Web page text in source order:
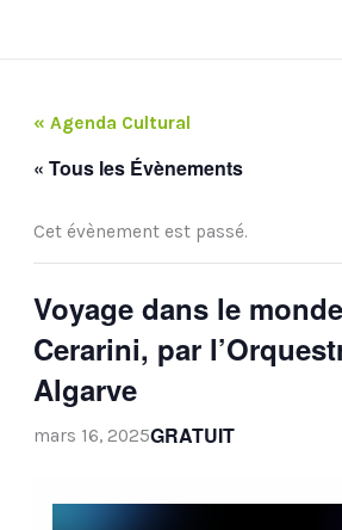
« Agenda Cultural
« Tous les Évènements
Cet évènement est passé.
Voyage dans le
Cerarini, par
Algarve
mars 16, 2025GRATUIT